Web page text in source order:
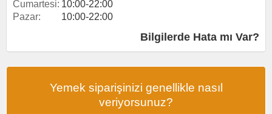
Cumartesi: 10:00-22:00
Pazar:
10:00-22:00
Bilgilerde Hata mı Var?
Yemek siparişinizi genellikle nasıl
veriyorsunuz?